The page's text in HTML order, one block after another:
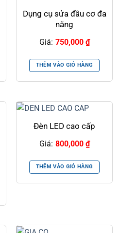
Dụng cụ sửa đầu cơ đa
năng
Giá: 750,000 ₫
THÊM VÀO GIỎ HÀNG
Đèn LED cao cấp
Giá: 800,000 ₫
THÊM VÀO GIỎ HÀNG